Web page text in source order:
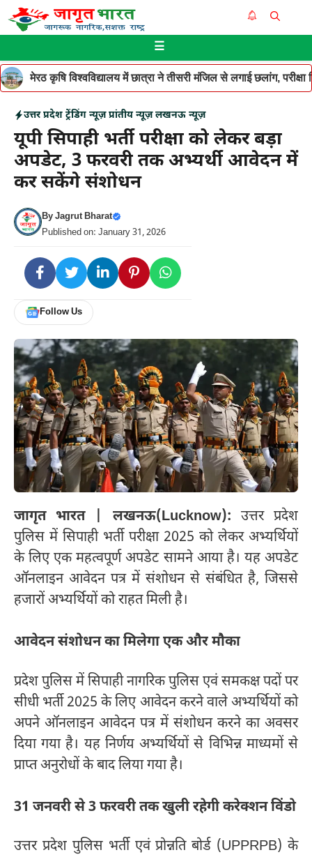
Skip
to
☰
मेरठ कृषि विश्वविद्यालय में छात्रा ने तीसरी मंजिल से लगाई छलांग,
उत्तर प्रदेश ट्रेंडिंग न्यूज़ प्रांतीय न्यूज़ लखनऊ न्यूज़
यूपी सिपाही भर्ती परीक्षा को लेकर बड़ा
अपडेट, 3 फरवरी तक अभ्यर्थी आवेदन में
कर सकेंगे संशोधन
ByJagrut Bharat
Published on: January 31, 2026
Follow Us
जागृत भारत | लखनऊ(Lucknow): उत्तर प्रदेश
पुलिस में सिपाही भर्ती परीक्षा 2025 को लेकर अभ्यर्थियों
के लिए एक महत्वपूर्ण अपडेट सामने आया है। यह अपडेट
ऑनलाइन आवेदन पत्र में संशोधन से संबंधित है, जिससे
हजारों अभ्यर्थियों को राहत मिली है।
आवेदन संशोधन का मिलेगा एक और मौका
प्रदेश पुलिस में सिपाही नागरिक पुलिस एवं समकक्ष पदों पर
सीधी भर्ती 2025 के लिए आवेदन करने वाले अभ्यर्थियों को
अपने ऑनलाइन आवेदन पत्र में संशोधन करने का अवसर
दिया गया है। यह निर्णय अभ्यर्थियों से विभिन्न माध्यमों से
प्राप्त अनुरोधों के बाद लिया गया है।
31 जनवरी से 3 फरवरी तक खुली रहेगी करेक्शन विंडो
उत्तर प्रदेश पुलिस भर्ती एवं प्रोन्नति बोर्ड (UPPRPB) के